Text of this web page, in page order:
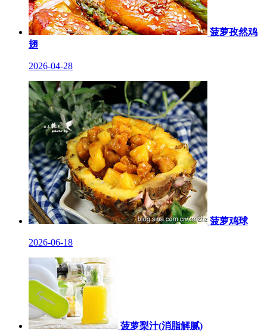
菠萝孜然鸡
翅
2026-04-28
菠萝鸡球
2026-06-18
菠萝梨汁(消脂解腻)